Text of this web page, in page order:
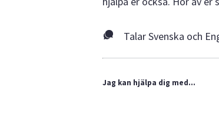
Talar Svenska och
Jag kan hjälpa dig med...